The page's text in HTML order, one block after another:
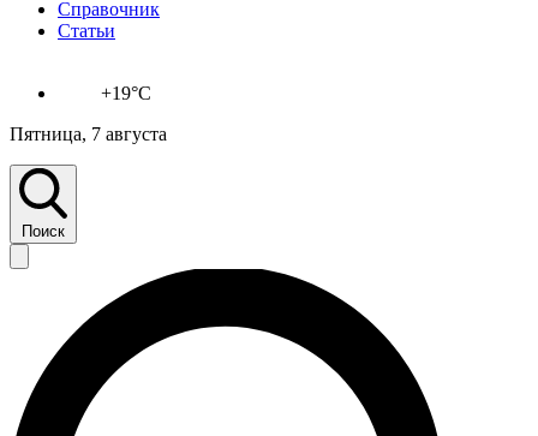
Справочник
Статьи
+19°C
Пятница, 7 августа
Поиск